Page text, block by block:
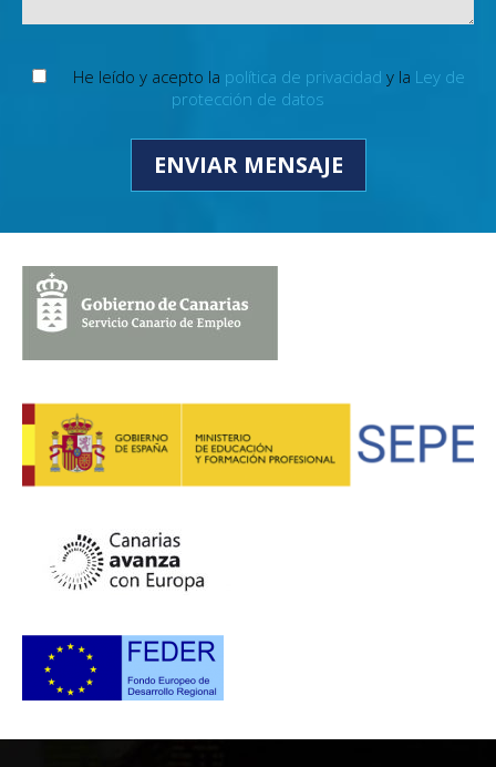
He leído y acepto la política de privacidad y la Ley de
protección de datos